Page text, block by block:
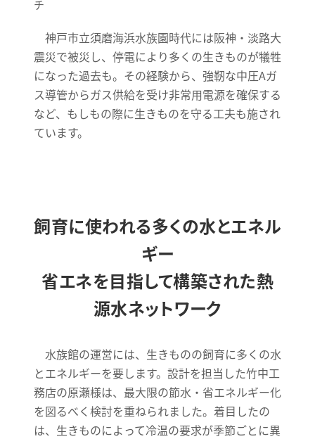
チ
神戸市立須磨海浜水族園時代には阪神・淡路大
震災で被災し、停電により多くの生きものが犠牲
になった過去も。その経験から、強靭な中圧Aガ
ス導管からガス供給を受け非常用電源を確保する
など、もしもの際に生きものを守る工夫も施され
ています。
飼育に使われる多くの水とエネル
ギー
省エネを目指して構築された熱
源水ネットワーク
水族館の運営には、生きものの飼育に多くの水
とエネルギーを要します。設計を担当した竹中工
務店の原瀬様は、最大限の節水・省エネルギー化
を図るべく検討を重ねられました。着目したの
は、生きものによって冷温の要求が季節ごとに異